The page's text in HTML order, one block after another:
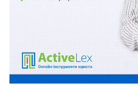
«Долой войну!» з подальшими
наслідками для релігії, династії
того, щоб у сучасній Росії
потрібні кілька років повної
нам і нашим союзникам у цій
потрібно кілька років лише для
повну економічну блокаду